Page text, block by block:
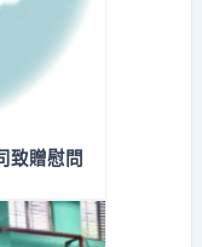
致贈慰問